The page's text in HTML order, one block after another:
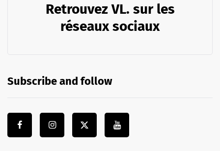
Retrouvez VL. sur les
réseaux sociaux
Subscribe and follow